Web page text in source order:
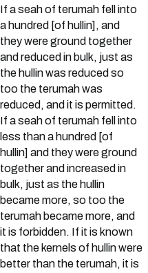
If a seah of terumah fell into
a hundred [of hullin], and
they were ground together
and reduced in bulk, just as
the hullin was reduced so
too the terumah was
reduced, and it is permitted.
If a seah of terumah fell into
less than a hundred [of
hullin] and they were ground
together and increased in
bulk, just as the hullin
became more, so too the
terumah became more, and
it is forbidden. If it is known
that the kernels of hullin were
better than the terumah, it is